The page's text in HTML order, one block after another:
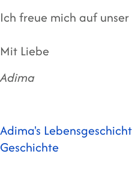
Ich freue mich auf unser
Mit Liebe
Adima
Adima's
Geschichte